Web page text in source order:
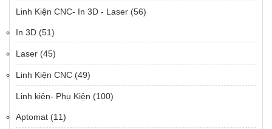
Linh Kiện CNC- In 3D - Laser (56)
In 3D (51)
Laser (45)
Linh Kiện CNC (49)
Linh kiện- Phụ Kiện (100)
Aptomat (11)